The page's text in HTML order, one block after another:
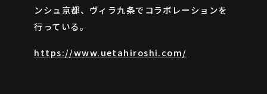
ンシュ京都、ヴィラ九条でコラボレーションを
行っている。
https://www.uetahiroshi.com/